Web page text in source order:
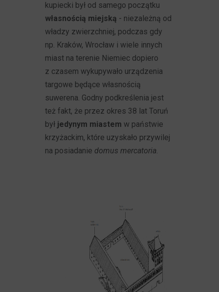
kupiecki był od samego początku
własnością miejską - niezależną od
władzy zwierzchniej, podczas gdy
np. Kraków, Wrocław i wiele innych
miast na terenie Niemiec dopiero
z czasem wykupywało urządzenia
targowe będące własnością
suwerena. Godny podkreślenia jest
też fakt, że przez okres 38 lat Toruń
był jedynym miastem w państwie
krzyżackim, które uzyskało przywilej
na posiadanie domus mercatoria.